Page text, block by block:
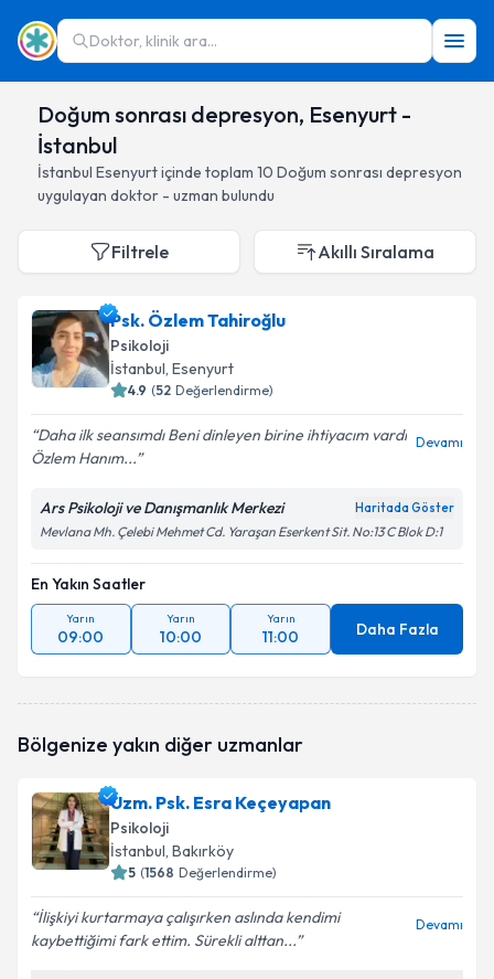
Doktor, klinik ara...
Doğum sonrası depresyon, Esenyurt -
İstanbul
İstanbul Esenyurtiçinde toplam 10 Doğum sonrası depresyon
uygulayan doktor - uzman bulundu
Filtrele Akıllı Sıralama
Psk. Özlem Tahiroğlu
Psikoloji
İstanbul, Esenyurt
4.9 (52 Değerlendirme)
Daha ilk seansımdı Beni dinleyen birine ihtiyacım vardı
Özlem Hanım...
Devamı
Ars Psikoloji ve Danışmanlık Merkezi Haritada Göster
Mevlana Mh. Çelebi Mehmet Cd. Yaraşan Eserkent Sit. No:13 C Blok D:1
En Yakın Saatler
Yarın
09:00
Yarın
10:00
Yarın
11:00 Daha Fazla
Bölgenize yakın diğer uzmanlar
Uzm. Psk. Esra Keçeyapan
Psikoloji
İstanbul, Bakırköy
5 (1568 Değerlendirme)
İlişkiyi kurtarmaya çalışırken aslında kendimi
kaybettiğimi fark ettim. Sürekli alttan...
Devamı